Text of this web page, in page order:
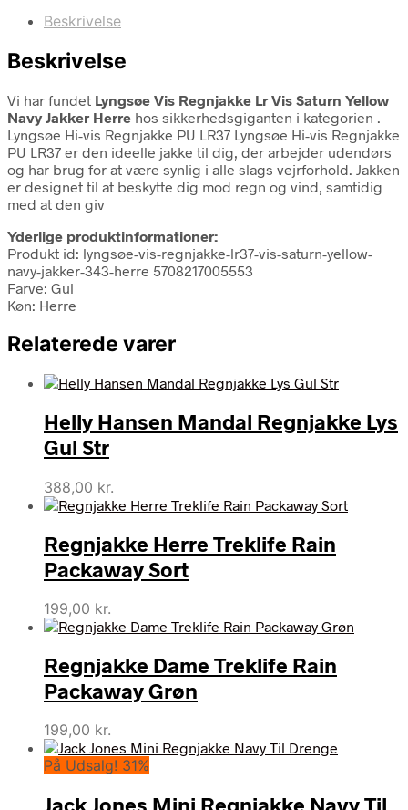
Beskrivelse
Beskrivelse
Vi har fundet Lyngsøe Vis Regnjakke Lr Vis Saturn Yellow
Navy Jakker Herre hos sikkerhedsgiganten i kategorien .
Lyngsøe Hi-vis Regnjakke PU LR37 Lyngsøe Hi-vis Regnjakke
PU LR37 er den ideelle jakke til dig, der arbejder udendørs
og har brug for at være synlig i alle slags vejrforhold. Jakken
er designet til at beskytte dig mod regn og vind, samtidig
med at den giv
Yderlige produktinformationer:
Produkt id: lyngsøe-vis-regnjakke-lr37-vis-saturn-yellow-
navy-jakker-343-herre 5708217005553
Farve: Gul
Køn: Herre
Relaterede varer
Helly Hansen Mandal Regnjakke Lys
Gul Str
388,00 kr.
Regnjakke Herre Treklife Rain
Packaway Sort
199,00 kr.
Regnjakke Dame Treklife Rain
Packaway Grøn
199,00 kr.
På Udsalg! 31%
Jack Jones Mini Regnjakke Navy Til